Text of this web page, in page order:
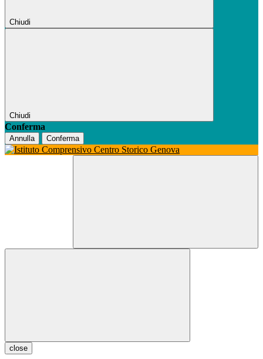
Chiudi
Chiudi
Conferma
Annulla Conferma
close